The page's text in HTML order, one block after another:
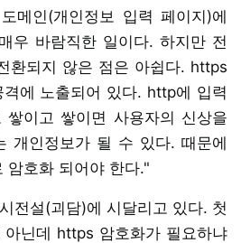
메인(개인정보 입력 페이지)에
우 바람직한 일이다. 하지만 전
환되지 않은 점은 아쉽다. https
에 노출되어 있다. http에 입력
쌓이고 쌓이면 사용자의 신상을
개인정보가 될 수 있다. 때문에
암호화 되어야 한다."
전설(괴담)에 시달리고 있다. 첫
아닌데 https 암호화가 필요하냐